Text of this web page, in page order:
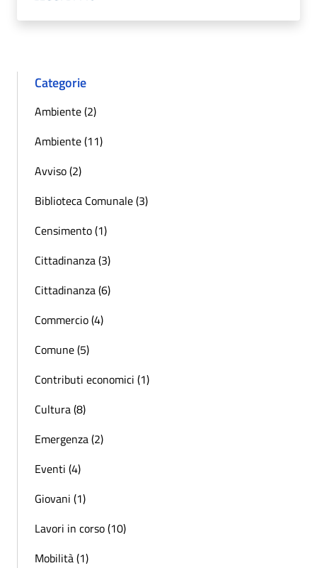
Categorie
Ambiente (2)
Ambiente (11)
Avviso (2)
Biblioteca Comunale (3)
Censimento (1)
Cittadinanza (3)
Cittadinanza (6)
Commercio (4)
Comune (5)
Contributi economici (1)
Cultura (8)
Emergenza (2)
Eventi (4)
Giovani (1)
Lavori in corso (10)
Mobilità (1)